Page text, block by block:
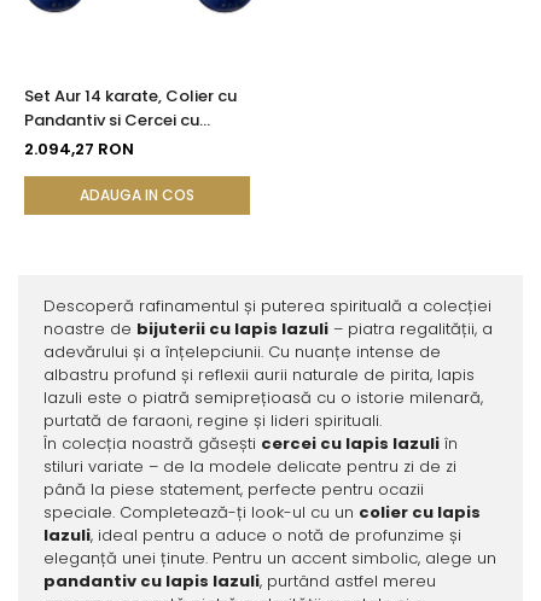
Set Aur 14 karate, Colier cu
Pandantiv si Cercei cu
Tortita Inchisa cu Pietre
Lapis Lazuli de 8 mm
2.094,27 RON
ADAUGA IN COS
Descoperă rafinamentul și puterea spirituală a colecției
noastre de bijuterii cu lapis lazuli– piatra regalității, a
adevărului și a înțelepciunii. Cu nuanțe intense de
albastru profund și reflexii aurii naturale de pirita, lapis
lazuli este o piatră semiprețioasă cu o istorie milenară,
purtată de faraoni, regine și lideri spirituali.
În colecția noastră găsești cercei cu lapis lazuliîn
stiluri variate – de la modele delicate pentru zi de zi
până la piese statement, perfecte pentru ocazii
speciale. Completează-ți look-ul cu un colier cu lapis
lazuli, ideal pentru a aduce o notă de profunzime și
eleganță unei ținute. Pentru un accent simbolic, alege un
pandantiv cu lapis lazuli, purtând astfel mereu